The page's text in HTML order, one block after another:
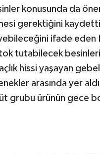
konusunda da
gerektiğini
ifade
tutabilecek
hissi yaşayan
arasında yer
grubu ürünün gece